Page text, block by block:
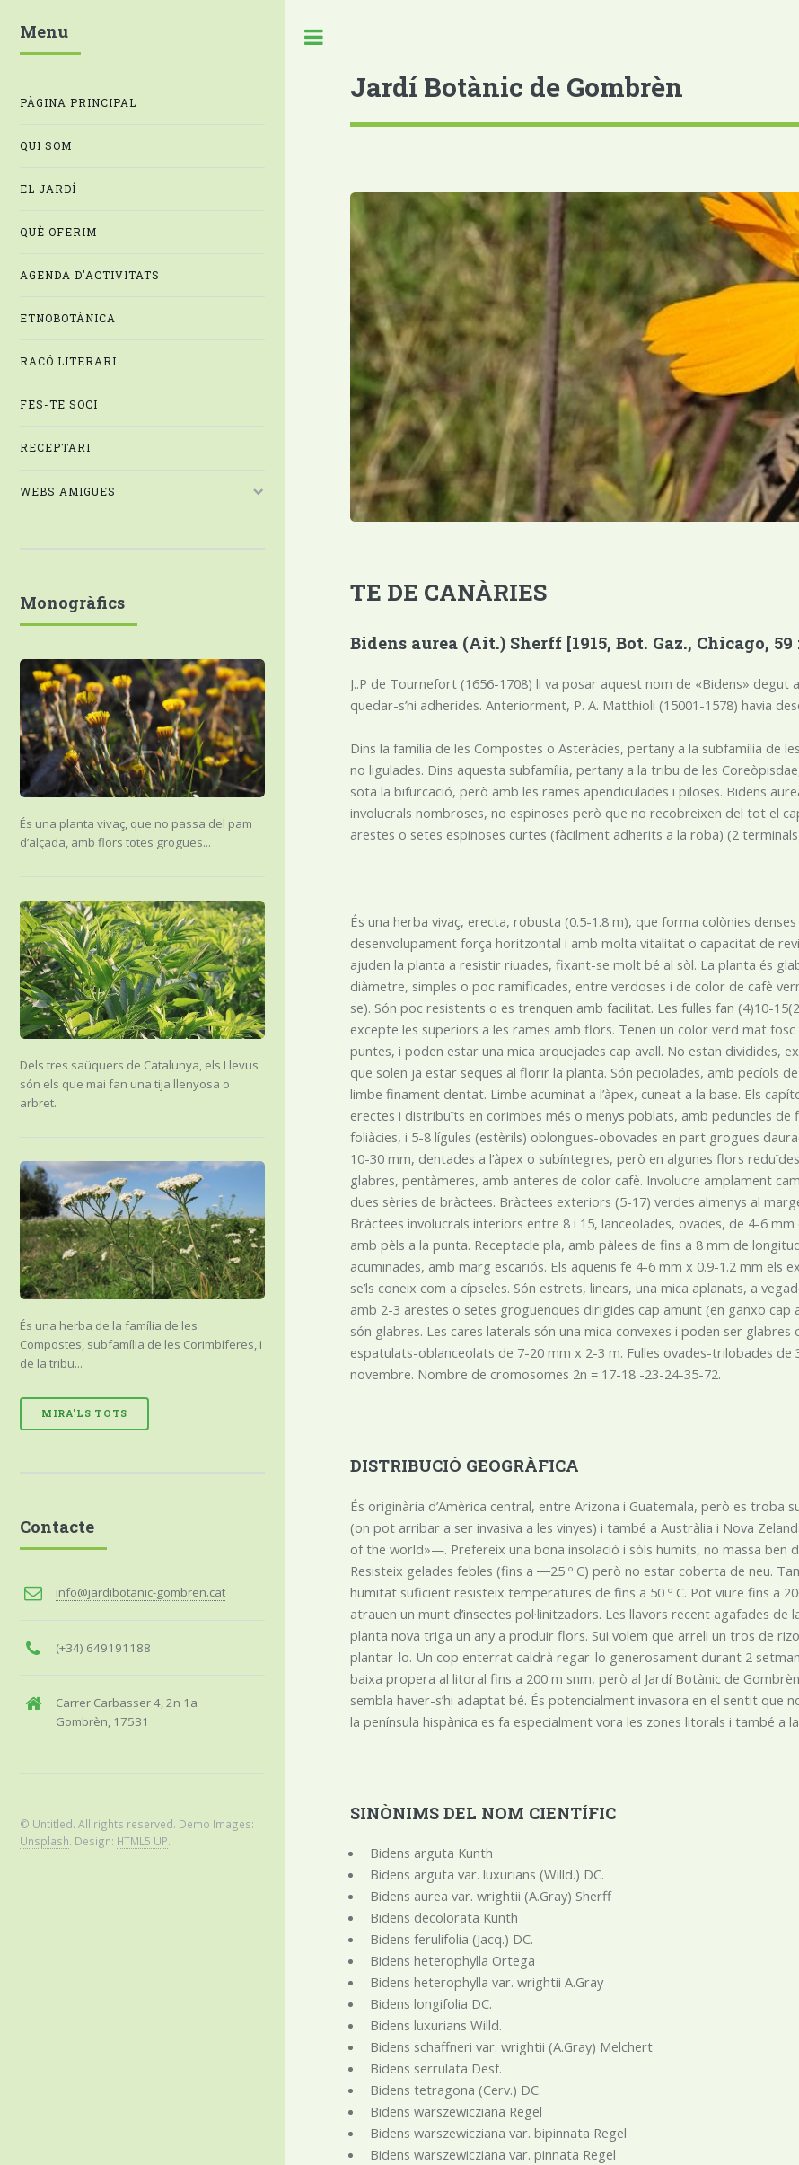
Jardí Botànic de Gombrèn
TE DE CANÀRIES
Bidens aurea (Ait.) Sherff [1915, Bot. Gaz., Chicago, 59
J..P de Tournefort (1656-1708) li va posar aquest nom de «Bidens» degut
quedar-s’hi adherides. Anteriorment, P. A. Matthioli (15001-1578) havia
Dins la família de les Compostes o Asteràcies, pertany a la subfamília de
no ligulades. Dins aquesta subfamília, pertany a la tribu de les
sota la bifurcació, però amb les rames apendiculades i piloses. Bidens
involucrals nombroses, no espinoses però que no recobreixen del tot el
arestes o setes espinoses curtes (fàcilment adherits a la roba) (2
És una herba vivaç, erecta, robusta (0.5-1.8 m), que forma colònies
desenvolupament força horitzontal i amb molta vitalitat o capacitat de
ajuden la planta a resistir riuades, fixant-se molt bé al sòl. La planta és
diàmetre, simples o poc ramificades, entre verdoses i de color de cafè
se). Són poc resistents o es trenquen amb facilitat. Les fulles fan (4)10-
excepte les superiors a les rames amb flors. Tenen un color verd mat
puntes, i poden estar una mica arquejades cap avall. No estan dividides,
que solen ja estar seques al florir la planta. Són peciolades, amb pecíols
limbe finament dentat. Limbe acuminat a l’àpex, cuneat a la base. Els
erectes i distribuïts en corimbes més o menys poblats, amb peduncles
foliàcies, i 5-8 lígules (estèrils) oblongues-obovades en part grogues
10-30 mm, dentades a l’àpex o subíntegres, però en algunes flors
glabres, pentàmeres, amb anteres de color cafè. Involucre amplament
dues sèries de bràctees. Bràctees exteriors (5-17) verdes almenys al
Bràctees involucrals interiors entre 8 i 15, lanceolades, ovades, de 4-6
amb pèls a la punta. Receptacle pla, amb pàlees de fins a 8 mm de
acuminades, amb marg escariós. Els aquenis fe 4-6 mm x 0.9-1.2 mm els
se’ls coneix com a cípseles. Són estrets, linears, una mica aplanats, a
amb 2-3 arestes o setes groguenques dirigides cap amunt (en ganxo cap
són glabres. Les cares laterals són una mica convexes i poden ser
espatulats-oblanceolats de 7-20 mm x 2-3 m. Fulles ovades-trilobades
novembre. Nombre de cromosomes 2n = 17-18 -23-24-35-72.
DISTRIBUCIÓ GEOGRÀFICA
És originària d’Amèrica central, entre Arizona i Guatemala, però es troba
(on pot arribar a ser invasiva a les vinyes) i també a Austràlia i Nova
of the world»—. Prefereix una bona insolació i sòls humits, no massa ben
Resisteix gelades febles (fins a ―25 º C) però no estar coberta de neu.
humitat suficient resisteix temperatures de fins a 50 º C. Pot viure fins a
atrauen un munt d’insectes pol·linitzadors. Les llavors recent agafades
planta nova triga un any a produir flors. Sui volem que arreli un tros de
plantar-lo. Un cop enterrat caldrà regar-lo generosament durant 2
baixa propera al litoral fins a 200 m snm, però al Jardí Botànic de
sembla haver-s’hi adaptat bé. És potencialment invasora en el sentit que
la península hispànica es fa especialment vora les zones litorals i també a
SINÒNIMS DEL NOM CIENTÍFIC
Bidens arguta Kunth
Bidens arguta var. luxurians (Willd.) DC.
Bidens aurea var. wrightii (A.Gray) Sherff
Bidens decolorata Kunth
Bidens ferulifolia (Jacq.) DC.
Bidens heterophylla Ortega
Bidens heterophylla var. wrightii A.Gray
Bidens longifolia DC.
Bidens luxurians Willd.
Bidens schaffneri var. wrightii (A.Gray) Melchert
Bidens serrulata Desf.
Bidens tetragona (Cerv.) DC.
Bidens warszewicziana Regel
Bidens warszewicziana var. bipinnata Regel
Bidens warszewicziana var. pinnata Regel
Menu
PÀGINA PRINCIPAL
QUI SOM
EL JARDÍ
QUÈ OFERIM
AGENDA D'ACTIVITATS
ETNOBOTÀNICA
RACÓ LITERARI
FES-TE SOCI
RECEPTARI
WEBS AMIGUES
Monogràfics
És una planta vivaç, que no passa del pam
d’alçada, amb flors totes grogues...
Dels tres saüquers de Catalunya, els Llevus
són els que mai fan una tija llenyosa o
arbret.
És una herba de la família de les
Compostes, subfamília de les Corimbíferes, i
de la tribu...
MIRA'LS TOTS
Contacte
info@jardibotanic-gombren.cat
(+34) 649191188
Carrer Carbasser 4, 2n 1a
Gombrèn, 17531
© Untitled. All rights reserved. Demo Images:
Unsplash. Design: HTML5 UP.